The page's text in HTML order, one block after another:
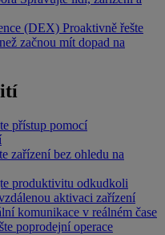
(DEX) Proaktivně řešte
začnou mít dopad na
přístup pomocí
zařízení bez ohledu na
produktivitu odkudkoli
aktivaci zařízení
komunikace v reálném čase
poprodejní operace